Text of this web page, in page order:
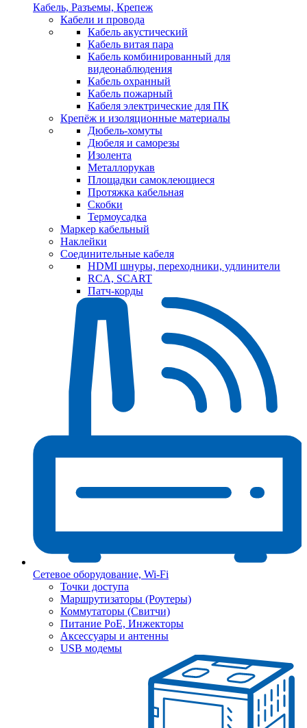
Кабель, Разъемы, Крепеж
Кабели и провода
Кабель акустический
Кабель витая пара
Кабель комбинированный для
видеонаблюдения
Кабель охранный
Кабель пожарный
Кабеля электрические для ПК
Крепёж и изоляционные материалы
Дюбель-хомуты
Дюбеля и саморезы
Изолента
Металлорукав
Площадки самоклеющиеся
Протяжка кабельная
Скобки
Термоусадка
Маркер кабельный
Наклейки
Соединительные кабеля
HDMI шнуры, переходники, удлинители
RCA, SCART
Патч-корды
Сетевое оборудование, Wi-Fi
Точки доступа
Маршрутизаторы (Роутеры)
Коммутаторы (Свитчи)
Питание PoE, Инжекторы
Аксессуары и антенны
USB модемы